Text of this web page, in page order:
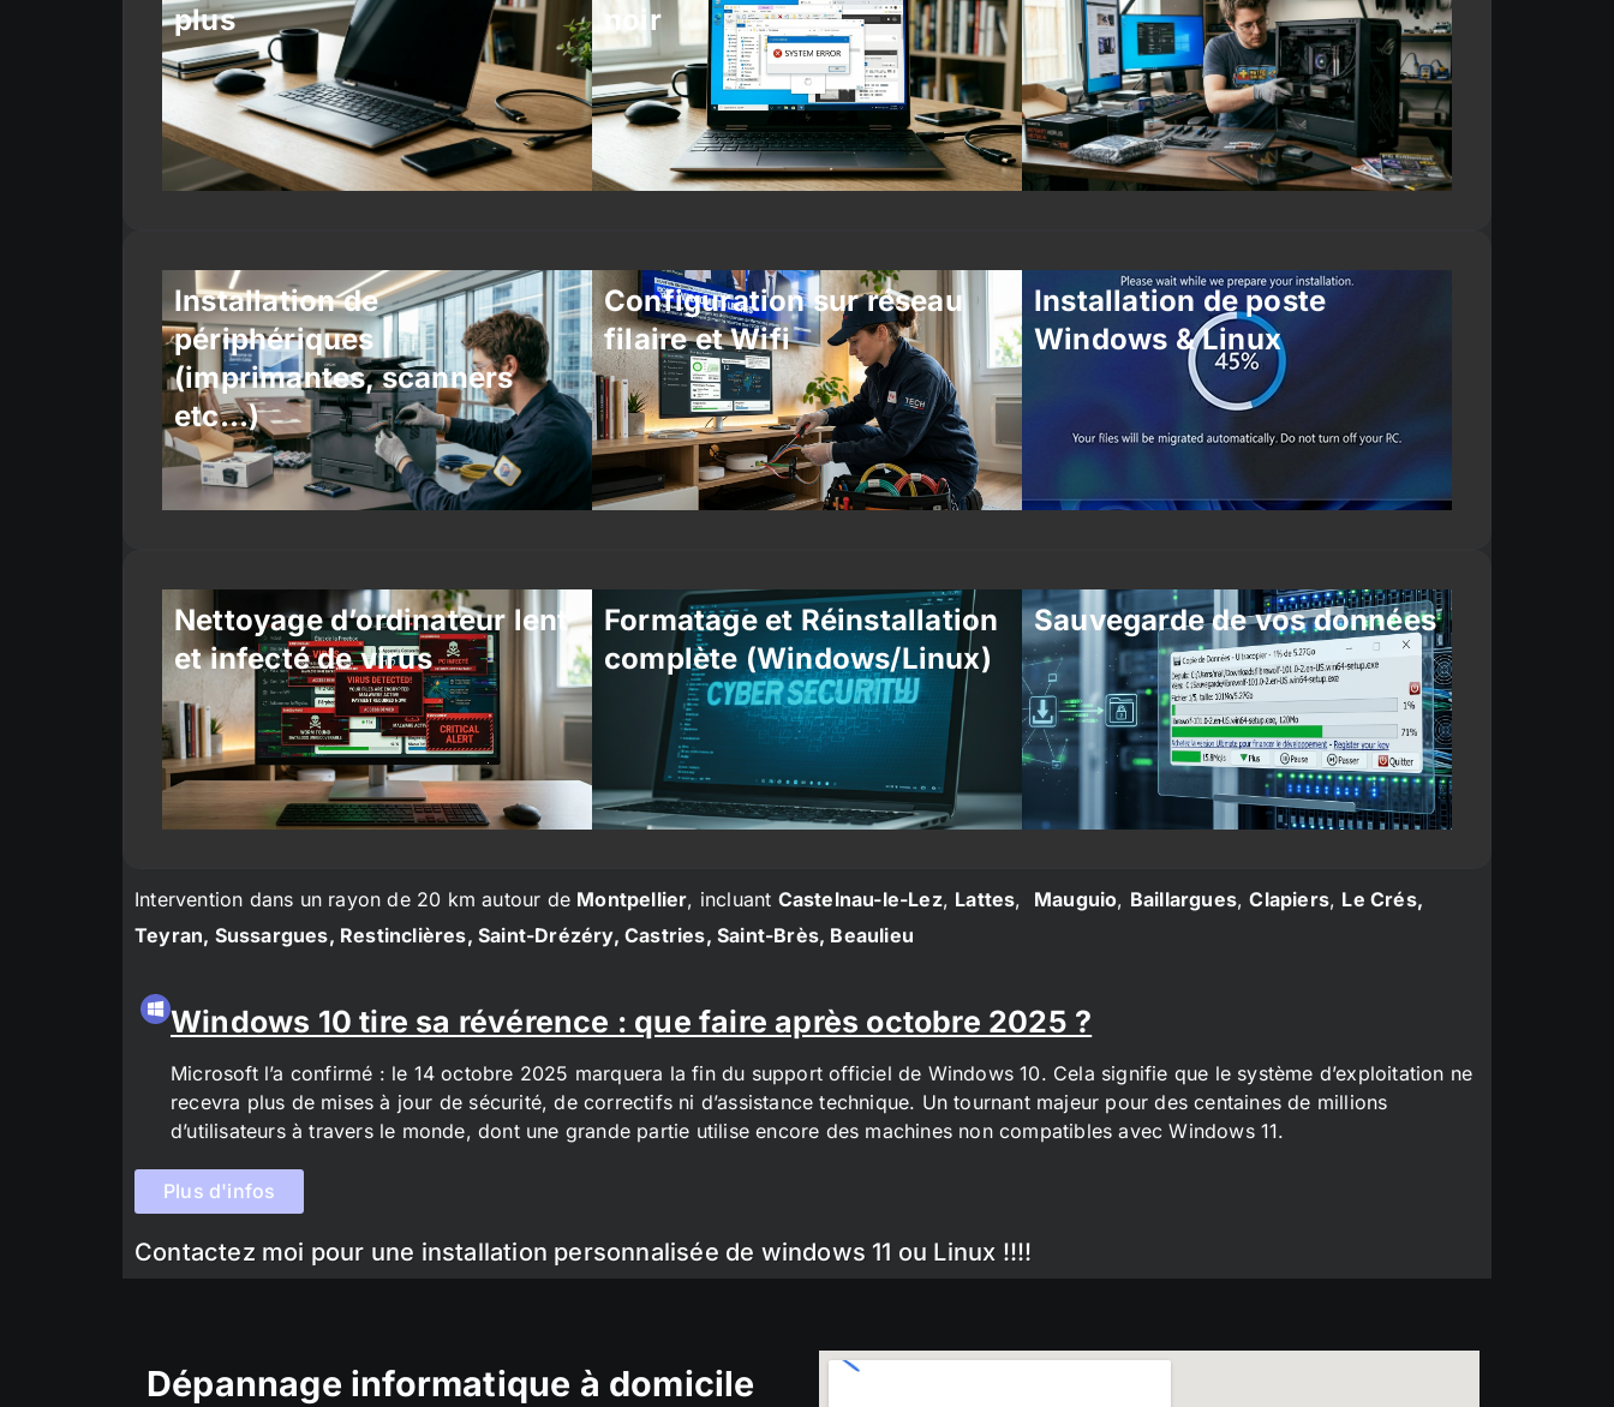
plus
noir
Installation de
périphériques
(imprimantes, scanners
etc…)
Configuration sur réseau
filaire et Wifi
Installation de poste
Windows & Linux
Nettoyage d’ordinateur lent
et infecté de virus
Formatage et Réinstallation
complète (Windows/Linux)
Sauvegarde de vos données
Intervention dans un rayon de 20 km autour de Montpellier, incluant Castelnau-le-Lez, Lattes, Mauguio, Baillargues,Clapiers, Le Crés,
Teyran, Sussargues, Restinclières, Saint-Drézéry, Castries, Saint-Brès, Beaulieu
Windows 10 tire sa révérence : que faire après octobre 2025 ?
Microsoft l’a confirmé : le 14 octobre 2025 marquera la fin du support officiel de Windows 10. Cela signifie que le système d’exploitation ne
recevra plus de mises à jour de sécurité, de correctifs ni d’assistance technique. Un tournant majeur pour des centaines de millions
d’utilisateurs à travers le monde, dont une grande partie utilise encore des machines non compatibles avec Windows 11.
Plus d'infos
Contactez moi pour une installation personnalisée de windows 11 ou Linux !!!!
Dépannage informatique à domicile